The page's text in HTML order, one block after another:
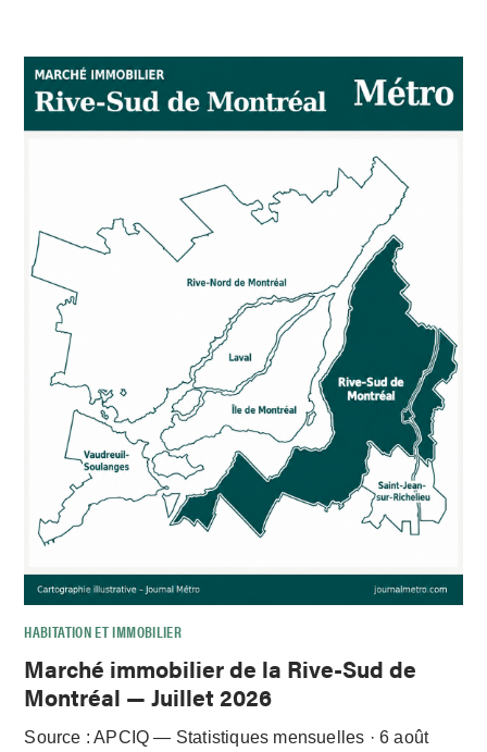
HABITATION ET IMMOBILIER
Marché immobilier de la Rive-Sud de
Montréal — Juillet 2026
Source : APCIQ — Statistiques mensuelles · 6 août